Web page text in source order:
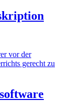
vor der
gerecht zu